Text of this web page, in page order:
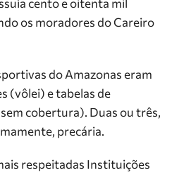
cento e oitenta mil
os moradores do Careiro
do Amazonas eram
(vôlei) e tabelas de
cobertura). Duas ou três,
precária.
respeitadas Instituições